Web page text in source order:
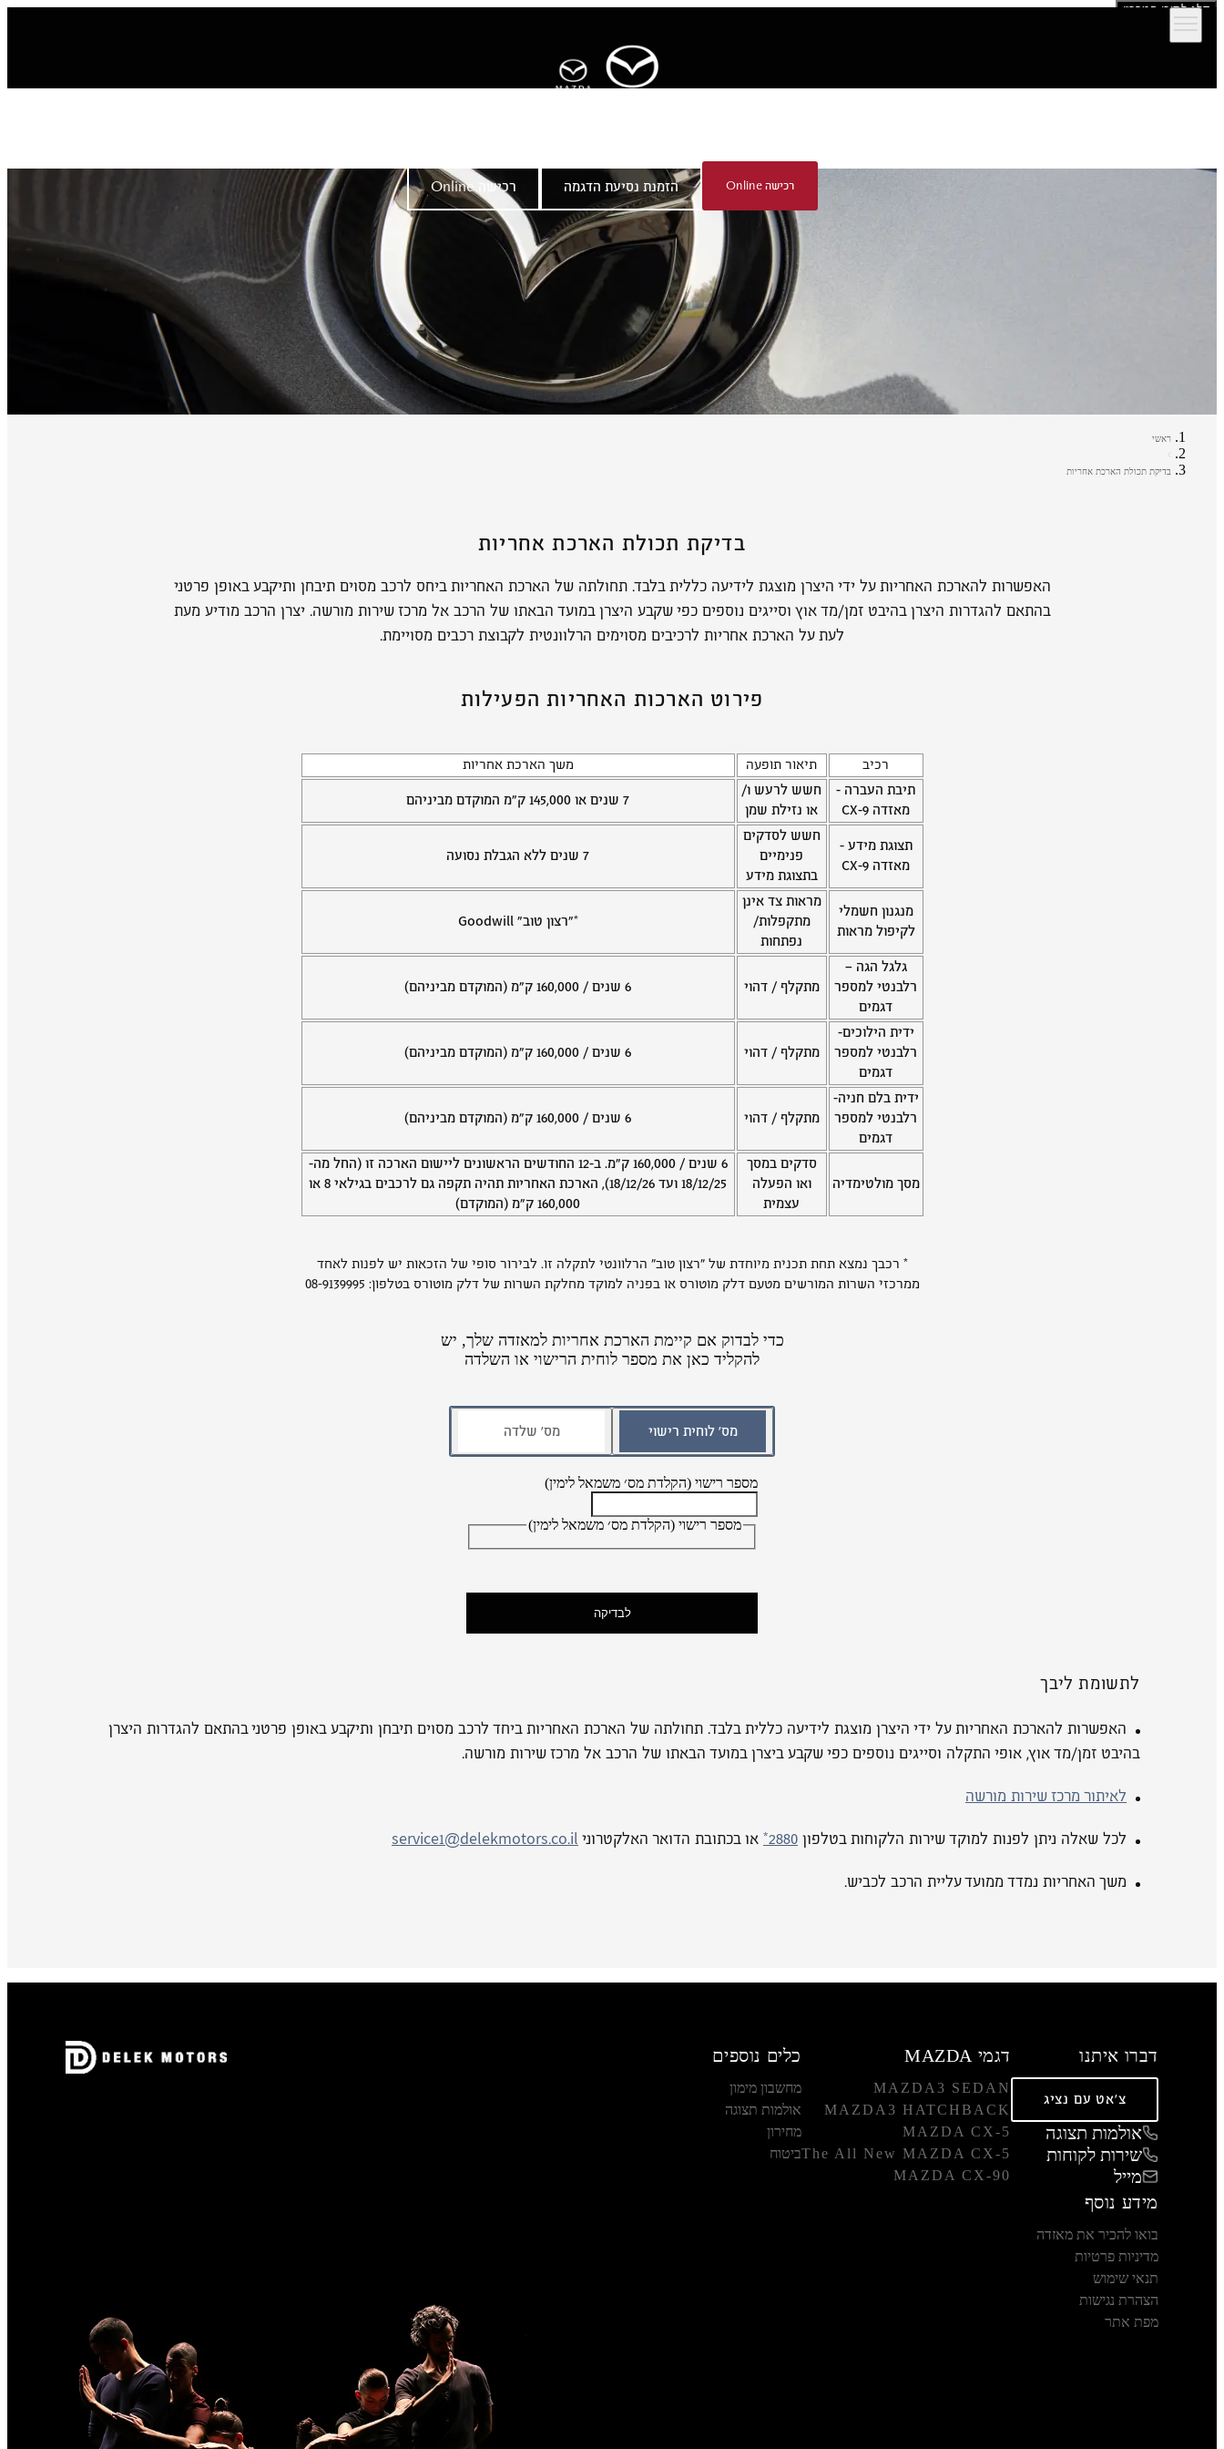
דלג לתוכן המרכזי
רכישה Online הזמנת נסיעת הדגמה רכישה Online
ראשי
בדיקת תכולת הארכת אחריות
בדיקת תכולת הארכת אחריות
האפשרות להארכת האחריות על ידי היצרן מוצגת לידיעה כללית בלבד. תחולתה של הארכת האחריות ביחס לרכב מסוים תיבחן ותיקבע באופן פרטני
בהתאם להגדרות היצרן בהיבט זמן/מד אוץ וסייגים נוספים כפי שקבע היצרן במועד הבאתו של הרכב אל מרכז שירות מורשה. יצרן הרכב מודיע מעת
לעת על הארכת אחריות לרכיבים מסוימים הרלוונטית לקבוצת רכבים מסויימת.
פירוט הארכות האחריות הפעילות
רכיב תיאור תופעה
משך הארכת אחריות
תיבת העברה -
מאזדה CX-9
חשש לרעש ו/
או נזילת שמן
7 שנים או 145,000 ק"מ המוקדם מביניהם
תצוגת מידע -
מאזדה CX-9
חשש לסדקים
פנימיים
בתצוגת מידע
7 שנים ללא הגבלת נסועה
מנגנון חשמלי
לקיפול מראות
מראות צד אינן
מתקפלות/
נפתחות
*"רצון טוב" Goodwill
גלגל הגה –
רלבנטי למספר
דגמים
מתקלף / דהוי 6 שנים / 160,000 ק"מ (המוקדם מביניהם)
ידית הילוכים-
רלבנטי למספר
דגמים
מתקלף / דהוי 6 שנים / 160,000 ק"מ (המוקדם מביניהם)
ידית בלם חניה-
רלבנטי למספר
דגמים
מתקלף / דהוי 6 שנים / 160,000 ק"מ (המוקדם מביניהם)
מסך מולטימדיה
סדקים במסך
ואו הפעלה
עצמית
6 שנים / 160,000 ק"מ. ב-12 החודשים הראשונים ליישום הארכה זו (החל מה-
18/12/25 ועד 18/12/26), הארכת האחריות תהיה תקפה גם לרכבים בגילאי 8 או
160,000 ק"מ (המוקדם)
* רכבך נמצא תחת תכנית מיוחדת של "רצון טוב" הרלוונטי לתקלה זו. לבירור סופי של הזכאות יש לפנות לאחד
ממרכזי השרות המורשים מטעם דלק מוטורס או בפניה למוקד מחלקת השרות של דלק מוטורס בטלפון: 08-9139995
כדי לבדוק אם קיימת הארכת אחריות למאזדה שלך, יש
להקליד כאן את מספר לוחית הרישוי או השלדה
מס׳ לוחית רישוי מס׳ שלדה
מספר רישוי (הקלדת מס׳ משמאל לימין)
מספר רישוי (הקלדת מס׳ משמאל לימין)
לבדיקה
לתשומת ליבך
האפשרות להארכת האחריות על ידי היצרן מוצגת לידיעה כללית בלבד. תחולתה של הארכת האחריות ביחד לרכב מסוים תיבחן ותיקבע באופן פרטני בהתאם להגדרות היצרן
בהיבט זמן/מד אוץ, אופי התקלה וסייגים נוספים כפי שקבע ביצרן במועד הבאתו של הרכב אל מרכז שירות מורשה.
לאיתור מרכז שירות מורשה
לכל שאלה ניתן לפנות למוקד שירות הלקוחות בטלפון *2880 או בכתובת הדואר האלקטרוני service1@delekmotors.co.il
משך האחריות נמדד ממועד עליית הרכב לכביש.
דברו איתנו
צ'אט עם נציג
אולמות תצוגה
שירות לקוחות
מייל
דגמי MAZDA
MAZDA3 SEDAN
MAZDA3 HATCHBACK
MAZDA CX-5
The All New MAZDA CX-5
MAZDA CX-90
כלים נוספים
מחשבון מימון
אולמות תצוגה
מחירון
ביטוח
מידע נוסף
בואו להכיר את מאזדה
מדיניות פרטיות
תנאי שימוש
הצהרת נגישות
מפת אתר